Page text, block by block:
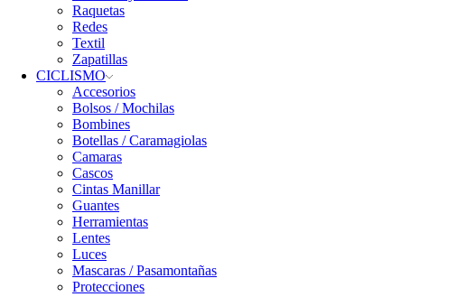
Raquetas
Redes
Textil
Zapatillas
CICLISMO
Accesorios
Bolsos / Mochilas
Bombines
Botellas / Caramagiolas
Camaras
Cascos
Cintas Manillar
Guantes
Herramientas
Lentes
Luces
Mascaras / Pasamontañas
Protecciones